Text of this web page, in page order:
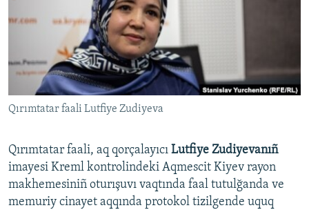
FİKİR
Русский
Українською
QOŞULIÑIZ!
RFE/RS bütün saytları
Qırımtatar faali Lutfiye Zudiyeva
Qırımtatar faali, aq qorçalayıcı Lutfiye Zudiyevanıñ
imayesi Kreml kontrolindeki Aqmescit Kiyev rayon
makhemesiniñ oturışuvı vaqtında faal tutulğanda ve
memuriy cinayet aqqında protokol tizilgende uquq